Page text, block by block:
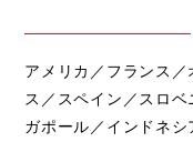
アメリカ／フランス
ス／スペイン／スロ
ガポール／インドネ